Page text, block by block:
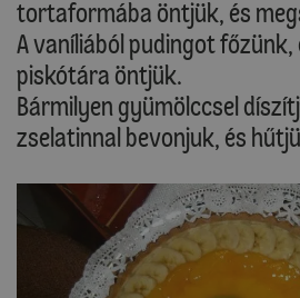
tortaformába öntjük, és
A vaníliából pudingot
piskótára öntjük.
Bármilyen gyümölccsel
zselatinnal bevonjuk, és